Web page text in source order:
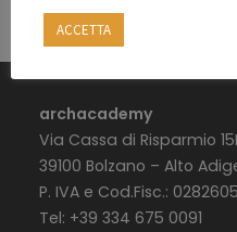
archacademy
Via Cassa di Risparmio 15I
39100 Bolzano – Alto
P. IVA e Cod.Fisc.:
Tel: +39 334 675 0091
ACCETTA